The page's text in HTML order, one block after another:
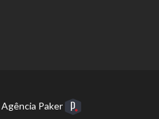
Agência Paker